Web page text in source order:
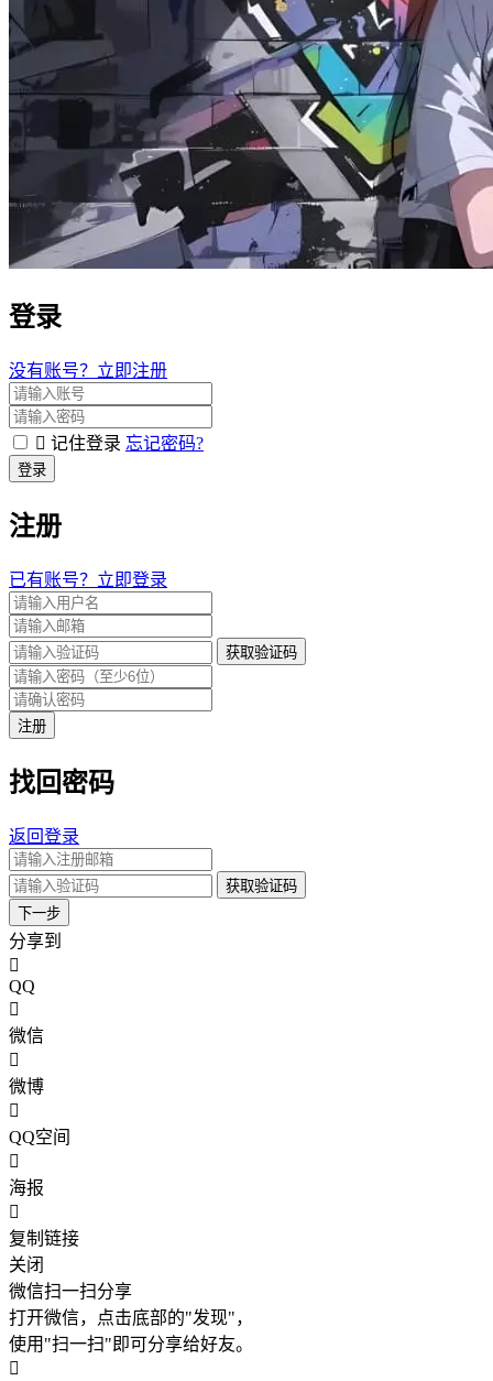
登录
没有账号？立即注册
记住登录 忘记密码?
登录
注册
已有账号？立即登录
获取验证码
注册
找回密码
返回登录
获取验证码
下一步
分享到
QQ
微信
微博
QQ空间
海报
复制链接
关闭
微信扫一扫分享
打开微信，点击底部的"发现"，
使用"扫一扫"即可分享给好友。